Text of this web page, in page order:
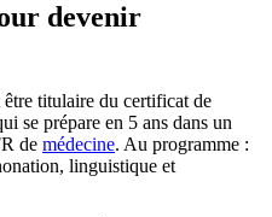
devenir
titulaire du certificat de
se prépare en 5 ans dans un
de médecine. Au programme :
linguistique et